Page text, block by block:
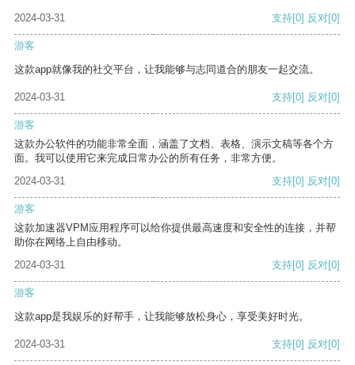
2024-03-31 支持[0] 反对[0]
游客
这款app就像我的社交平台，让我能够与志同道合的朋友一起交流。
2024-03-31 支持[0] 反对[0]
游客
这款办公软件的功能非常全面，涵盖了文档、表格、演示文稿等各个方
面。我可以使用它来完成日常办公的所有任务，非常方便。
2024-03-31
支持[0] 反对[0]
游客
这款加速器VPM应用程序可以给你提供最高速度和安全性的连接，并帮
助你在网络上自由移动。
2024-03-31
支持[0] 反对[0]
游客
这款app是我娱乐的好帮手，让我能够放松身心，享受美好时光。
2024-03-31 支持[0] 反对[0]